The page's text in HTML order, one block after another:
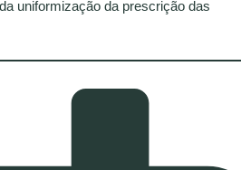
uniformização da prescrição das